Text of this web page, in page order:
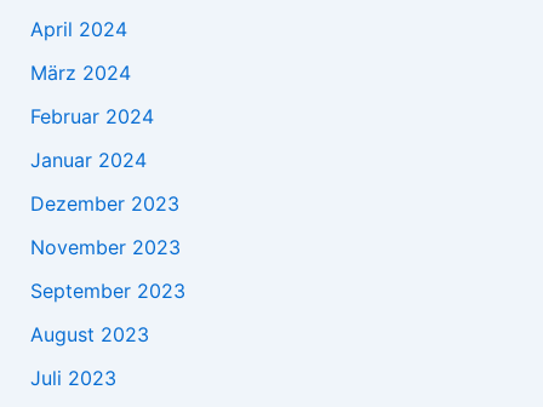
April 2024
März 2024
Februar 2024
Januar 2024
Dezember 2023
November 2023
September 2023
August 2023
Juli 2023